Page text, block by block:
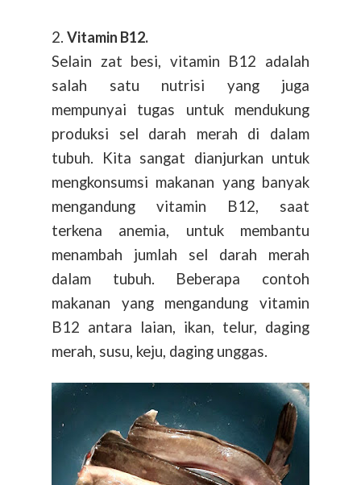
2. Vitamin B12.
Selain zat besi, vitamin B12 adalah
salah satu nutrisi yang juga
mempunyai tugas untuk mendukung
produksi sel darah merah di dalam
tubuh. Kita sangat dianjurkan untuk
mengkonsumsi makanan yang banyak
mengandung vitamin B12, saat
terkena anemia, untuk membantu
menambah jumlah sel darah merah
dalam tubuh. Beberapa contoh
makanan yang mengandung vitamin
B12 antara laian, ikan, telur, daging
merah, susu, keju, daging unggas.